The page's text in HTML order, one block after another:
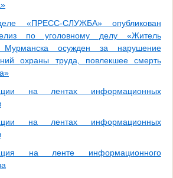
«ПРЕСС-СЛУЖБА» опубликован
по уголовному делу «Житель
Мурманска осужден за нарушение
охраны труда, повлекшее смерть
на лентах информационных
на лентах информационных
на ленте информационного